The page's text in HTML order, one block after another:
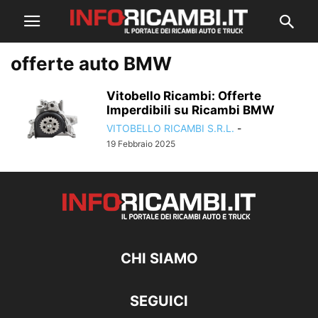
offerte auto BMW
Vitobello Ricambi: Offerte
Imperdibili su Ricambi BMW
VITOBELLO RICAMBI S.R.L. -
19 Febbraio 2025
CHI SIAMO
SEGUICI